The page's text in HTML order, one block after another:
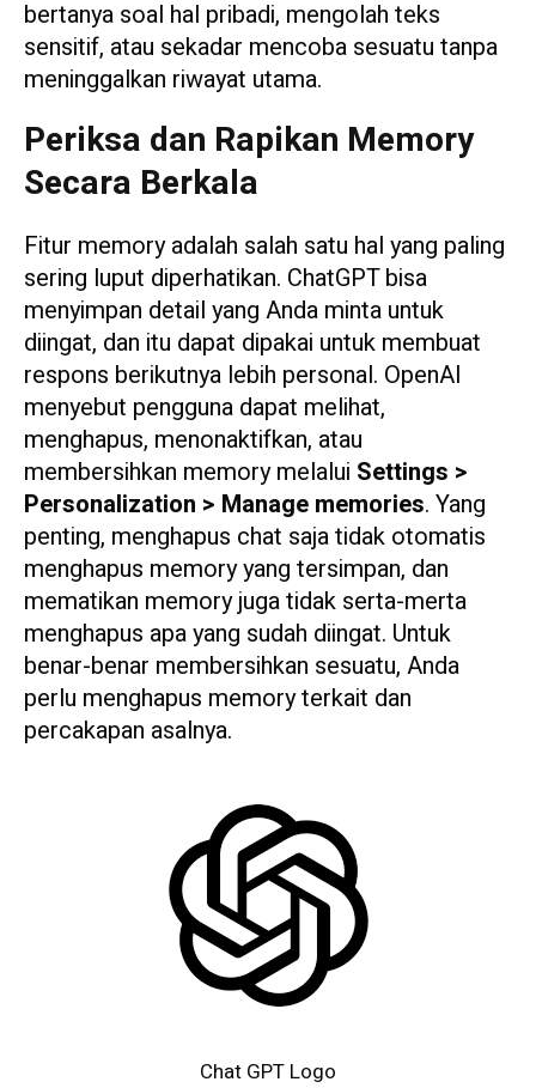
bertanya soal hal pribadi, mengolah teks
sensitif, atau sekadar mencoba sesuatu tanpa
meninggalkan riwayat utama.
Periksa dan Rapikan Memory
Secara Berkala
Fitur memory adalah salah satu hal yang paling
sering luput diperhatikan. ChatGPT bisa
menyimpan detail yang Anda minta untuk
diingat, dan itu dapat dipakai untuk membuat
respons berikutnya lebih personal. OpenAI
menyebut pengguna dapat melihat,
menghapus, menonaktifkan, atau
membersihkan memory melalui Settings >
Personalization > Manage memories. Yang
penting, menghapus chat saja tidak otomatis
menghapus memory yang tersimpan, dan
mematikan memory juga tidak serta-merta
menghapus apa yang sudah diingat. Untuk
benar-benar membersihkan sesuatu, Anda
perlu menghapus memory terkait dan
percakapan asalnya.
Chat GPT Logo